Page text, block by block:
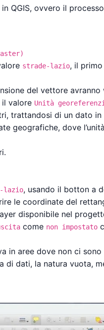
in QGIS, ovvero il
strade-lazio, il
del vettore avranno
il valore Unità
trattandosi di un dato
geografiche, dove
lazio, usando il botton a
le coordinate del
disponibile nel
come non impostato
in aree dove non ci
di dati, la natura vuota,